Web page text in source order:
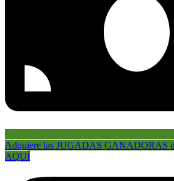
Adquiere las JUGADAS GANADORAS
AQUÍ